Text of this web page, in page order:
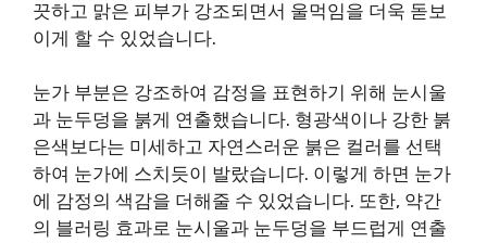
끗하고 맑은 피부가 강조되면서 울먹임을 더욱 돋보
이게 할 수 있었습니다.
눈가 부분은 강조하여 감정을 표현하기 위해 눈시울
과 눈두덩을 붉게 연출했습니다. 형광색이나 강한 붉
은색보다는 미세하고 자연스러운 붉은 컬러를 선택
하여 눈가에 스치듯이 발랐습니다. 이렇게 하면 눈가
에 감정의 색감을 더해줄 수 있었습니다. 또한, 약간
의 블러링 효과로 눈시울과 눈두덩을 부드럽게 연출